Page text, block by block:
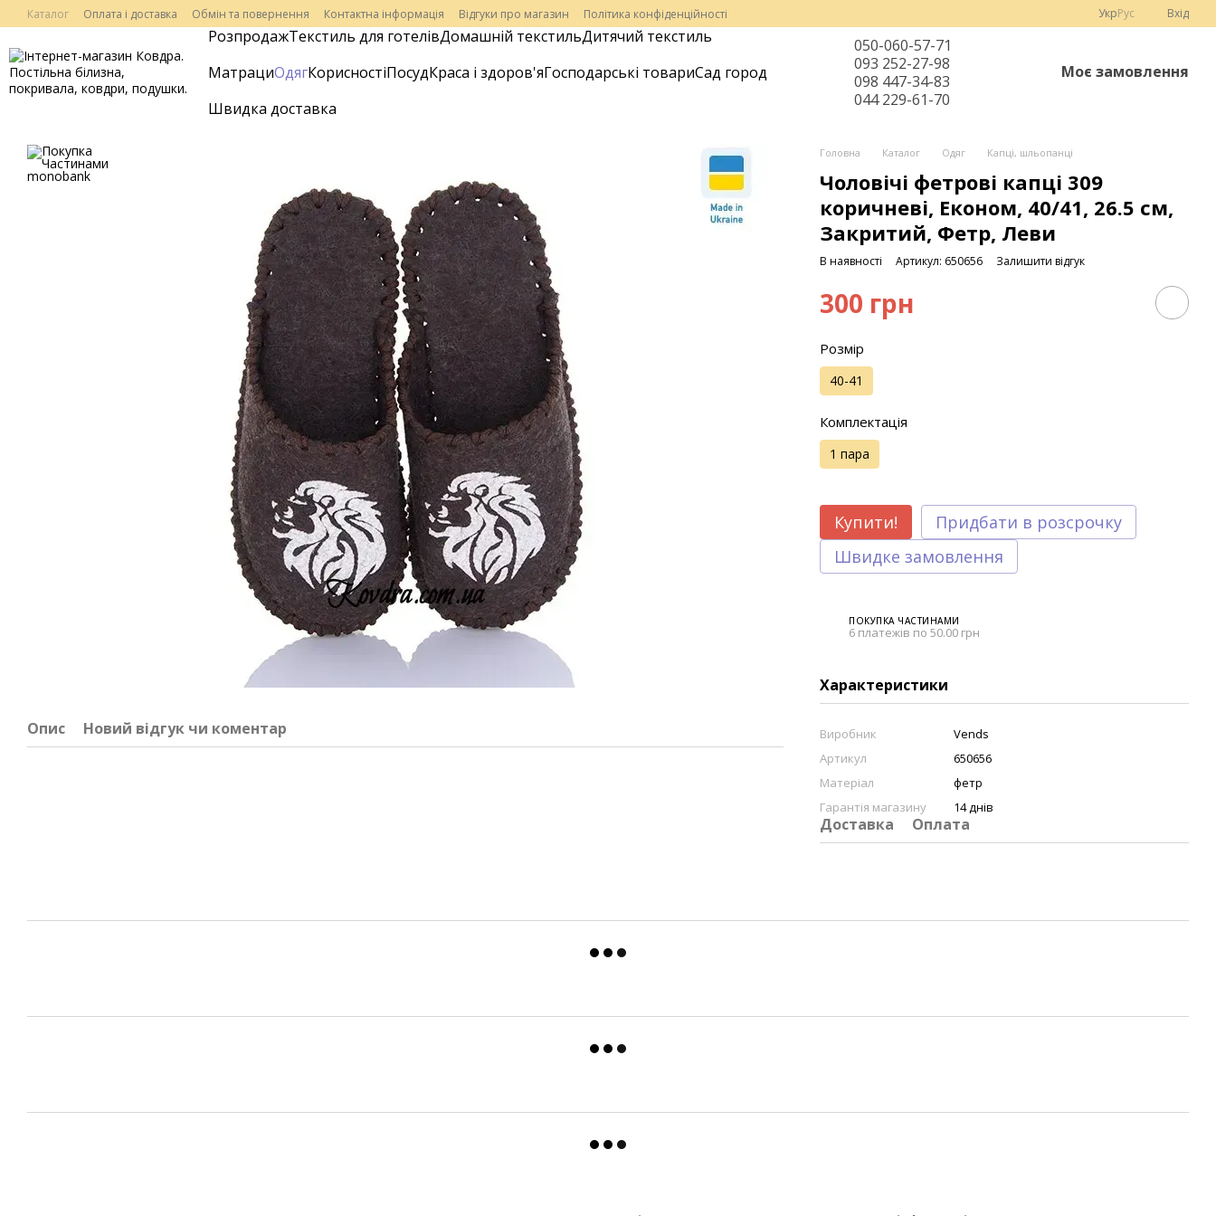
Перейти до основного контенту
Каталог Оплата і доставка Обмін та повернення Контактна інформація Відгуки про магазин Політика конфіденційності УкрРус Вхід
РозпродажТекстиль для готелівДомашній текстильДитячий текстиль
МатрациОдягКорисностіПосудКраса і здоров'яГосподарські товариСад город
Швидка доставка
050-060-57-71
093 252-27-98
098 447-34-83
044 229-61-70
Моє замовлення
Опис Новий відгук чи коментар
Головна Каталог Одяг Капці, шльопанці
Чоловічі фетрові капці 309
коричневі, Економ, 40/41, 26.5 см,
Закритий, Фетр, Леви
В наявності Артикул: 650656 Залишити відгук
300 грн
Розмір
40-41
Комплектація
1 пара
Купити!
Придбати в розсрочку
Швидке замовлення
ПОКУПКА ЧАСТИНАМИ
6 платежів по 50.00 грн
Характеристики
Виробник
Vends
Артикул
650656
Матеріал
фетр
Гарантія магазину
14 днів
Доставка Оплата